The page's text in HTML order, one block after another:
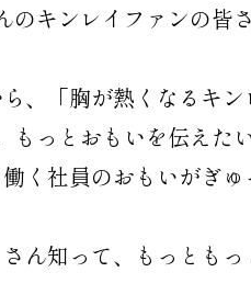
のキンレイ ファンの皆
、「胸が熱くなるキン
もっとおもいを伝えた
く社員のおもいがぎ
ん知って、 もっとも